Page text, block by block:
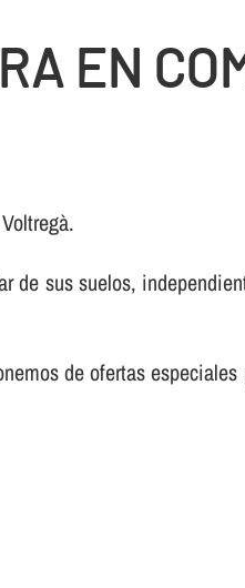
EN
de sus suelos,
de ofertas